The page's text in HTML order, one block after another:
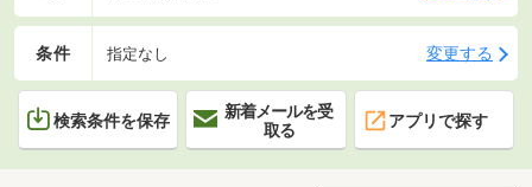
条件 指定なし 変更する
検索条件を保存
新着メールを受
取る
アプリで探す